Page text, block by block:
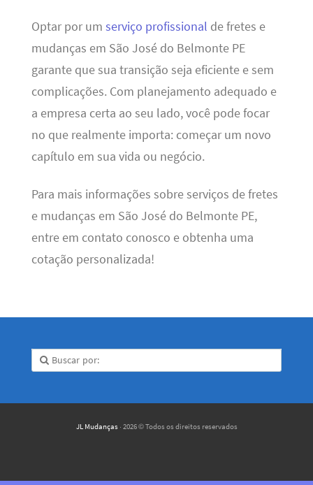
Optar por um serviço profissional de fretes e
mudanças em São José do Belmonte PE
garante que sua transição seja eficiente e sem
complicações. Com planejamento adequado e
a empresa certa ao seu lado, você pode focar
no que realmente importa: começar um novo
capítulo em sua vida ou negócio.
Para mais informações sobre serviços de fretes
e mudanças em São José do Belmonte PE,
entre em contato conosco e obtenha uma
cotação personalizada!
JL Mudanças· 2026 © Todos os direitos reservados